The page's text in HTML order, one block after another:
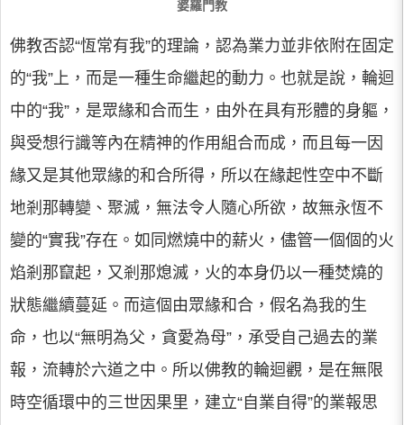
婆羅門教
佛教否認“恆常有我”的理論，認為業力並非依附在固定
的“我”上，而是一種生命繼起的動力。也就是說，輪迴
中的“我”，是眾緣和合而生，由外在具有形體的身軀，
與受想行識等內在精神的作用組合而成，而且每一因
緣又是其他眾緣的和合所得，所以在緣起性空中不斷
地剎那轉變、聚滅，無法令人隨心所欲，故無永恆不
變的“實我”存在。如同燃燒中的薪火，儘管一個個的火
焰剎那竄起，又剎那熄滅，火的本身仍以一種焚燒的
狀態繼續蔓延。而這個由眾緣和合，假名為我的生
命，也以“無明為父，貪愛為母”，承受自己過去的業
報，流轉於六道之中。所以佛教的輪迴觀，是在無限
時空循環中的三世因果里，建立“自業自得”的業報思